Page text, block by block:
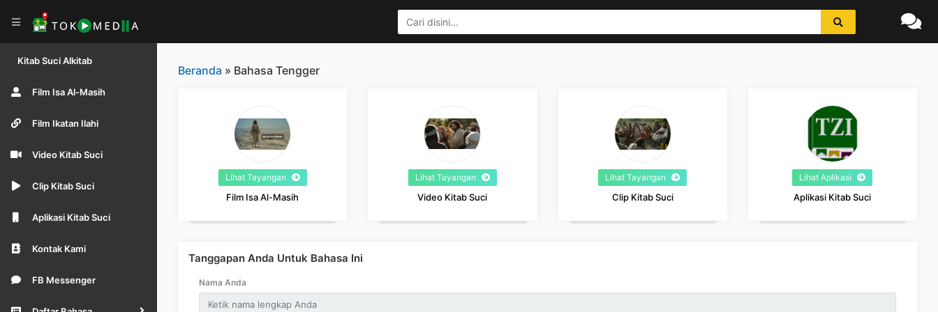
Kitab Suci Alkitab
Film Isa Al-Masih
Film Ikatan Ilahi
Video Kitab Suci
Clip Kitab Suci
Aplikasi Kitab Suci
Kontak Kami
FB Messenger
Beranda » Bahasa Tengger
Lihat Tayangan
Film Isa Al-Masih
Lihat Tayangan
Video Kitab Suci
Lihat Tayangan
Clip Kitab Suci
Lihat Aplikasi
Aplikasi Kitab Suci
Tanggapan Anda Untuk Bahasa Ini
Nama Anda